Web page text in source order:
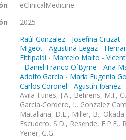
eClinicalMedicine
2025
Raúl Gonzalez - Josefina Cruzat -
Migeot - Agustina Legaz -
Fittipaldi - Marcelo Maito -
- Daniel Franco O´Byrne - Ana
Adolfo García - María Eugenia
Carlos Coronel - Agustín Ibañez -
Avila-Funes, J.A., Behrens, M.I.,
Garcia-Cordero, I., Gonzalez
Matallana, D.L., Miller, B.,
Escudero, S.D., Resende, E.P.F.,
Yener, G.G.